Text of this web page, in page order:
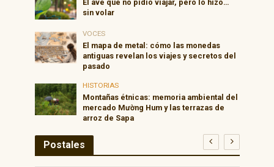
El ave que no pidió viajar, pero lo hizo…
sin volar
VOCES
El mapa de metal: cómo las monedas
antiguas revelan los viajes y secretos del
pasado
HISTORIAS
Montañas étnicas: memoria ambiental del
mercado Mường Hum y las terrazas de
arroz de Sapa
Postales